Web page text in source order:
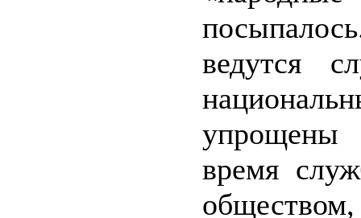
ведутся
упрощены
время
обществом,